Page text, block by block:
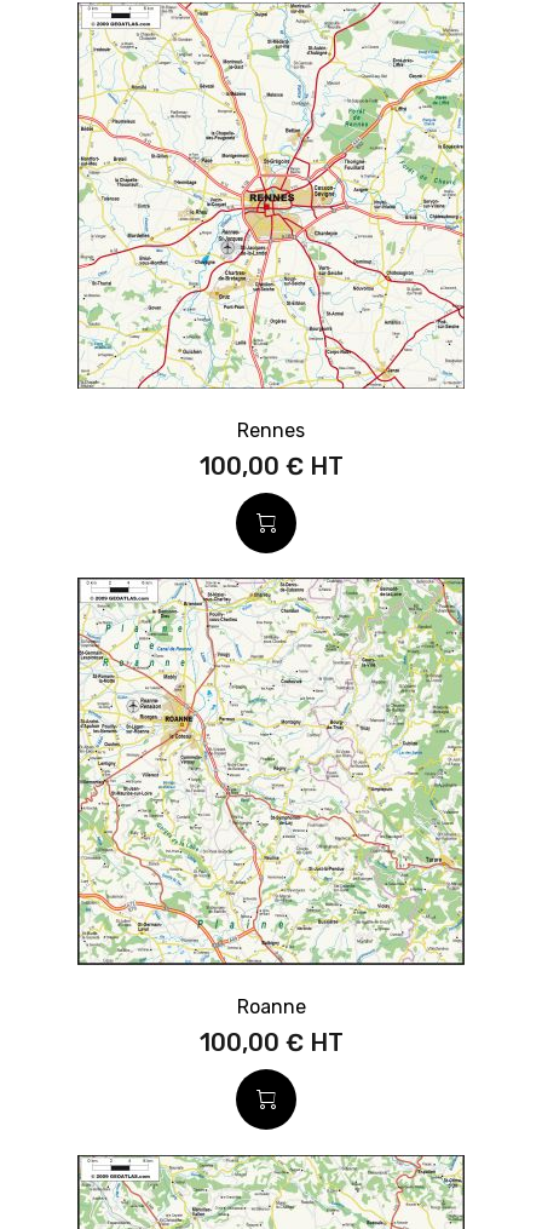
Rennes
100,00 €
Roanne
100,00 €